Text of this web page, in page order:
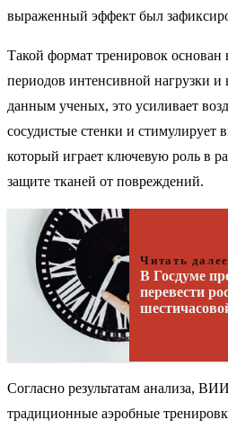
выраженный эффект был
Такой формат тренировок основан
периодов интенсивной нагрузки и
данным ученых, это усиливает
сосудистые стенки и стимулирует
который играет ключевую роль в
защите тканей от повреждений.
Читать
В Госдуме
перевести
Согласно результатам анализа,
традиционные аэробные